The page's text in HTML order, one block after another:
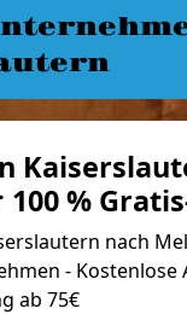
%
nach
- Kostenlose
ab 75€